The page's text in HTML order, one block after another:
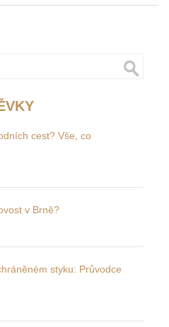
cest? Vše, co
v Brně?
styku: Průvodce